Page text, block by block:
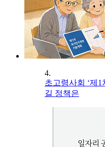
4.
초고령사회 ‘제
길 정책은